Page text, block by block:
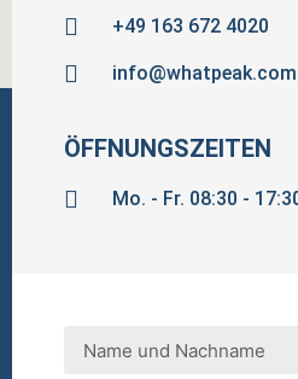
+49 163 672 4020
info@whatpeak.com
ÖFFNUNGSZEITEN
Mo. - Fr. 08:30 -